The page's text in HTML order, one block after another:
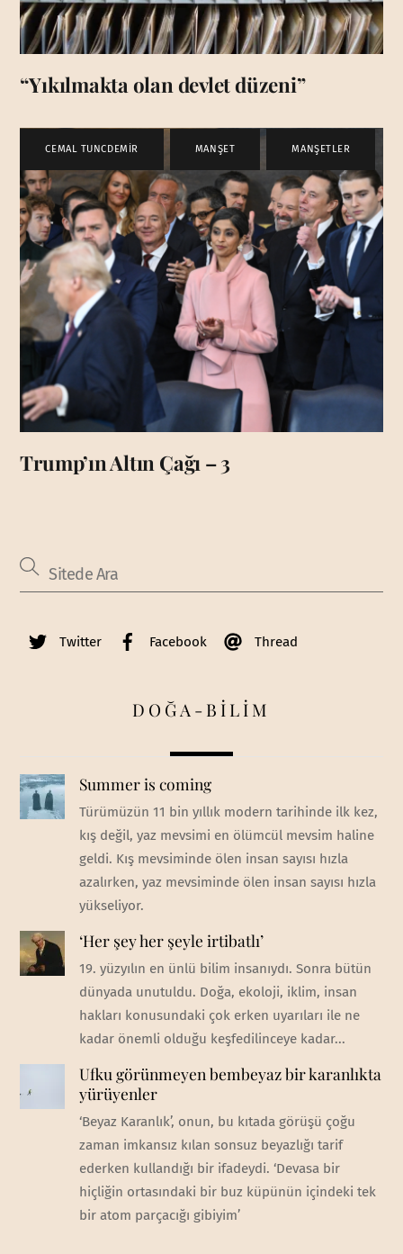
“Yıkılmakta olan devlet düzeni”
CEMAL TUNCDEMİR MANŞET MANŞETLER
Trump’ın Altın Çağı – 3
Twitter Facebook Thread
DOĞA-BİLİM
Summer is coming
Türümüzün 11 bin yıllık modern tarihinde ilk kez,
kış değil, yaz mevsimi en ölümcül mevsim haline
geldi. Kış mevsiminde ölen insan sayısı hızla
azalırken, yaz mevsiminde ölen insan sayısı hızla
yükseliyor.
‘Her şey her şeyle irtibatlı’
19. yüzyılın en ünlü bilim insanıydı. Sonra bütün
dünyada unutuldu. Doğa, ekoloji, iklim, insan
hakları konusundaki çok erken uyarıları ile ne
kadar önemli olduğu keşfedilinceye kadar...
Ufku görünmeyen bembeyaz bir karanlıkta
yürüyenler
‘Beyaz Karanlık’, onun, bu kıtada görüşü çoğu
zaman imkansız kılan sonsuz beyazlığı tarif
ederken kullandığı bir ifadeydi. ‘Devasa bir
hiçliğin ortasındaki bir buz küpünün içindeki tek
bir atom parçacığı gibiyim’